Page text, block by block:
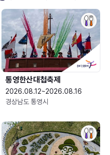
통영한산대첩축제
2026.08.12~2026.08.16
경상남도 통영시